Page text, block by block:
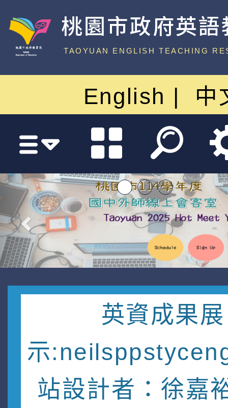
桃園市政府英
中心
TAOYUAN ENGLISH TEACHING
English 中
英資成果展
示
站設計者：徐嘉